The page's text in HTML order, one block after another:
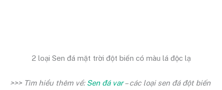
2 loại Sen đá mặt trời đột biến có màu lá độc lạ
>>> Tìm hiểu thêm về: Sen đá var– các loại sen đá đột biến